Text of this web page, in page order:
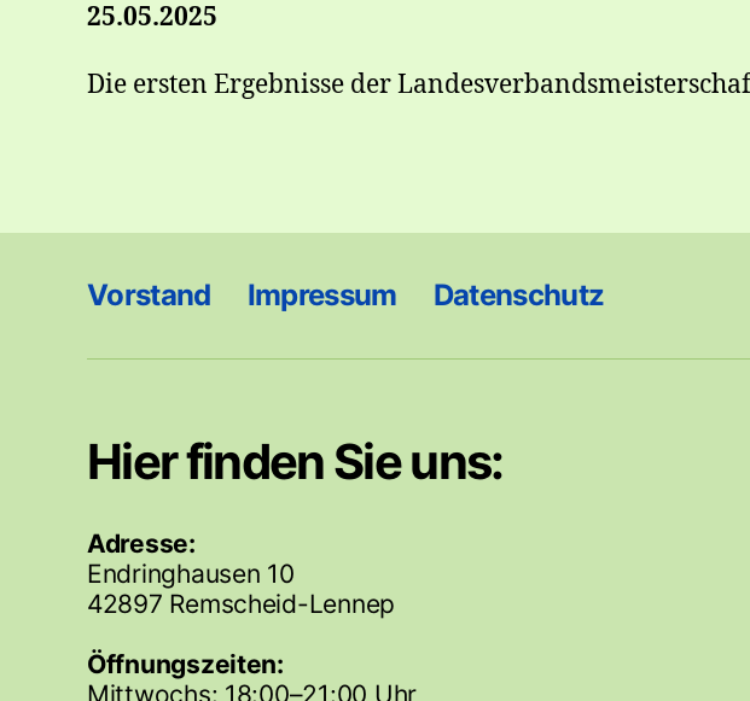
25.05.2025
Die ersten Ergebnisse der
Vorstand Impressum Datenschutz
Hier finden Sie uns:
Adresse:
Endringhausen 10
42897 Remscheid-Lennep
Öffnungszeiten:
Mittwochs: 18:00–21:00 Uhr